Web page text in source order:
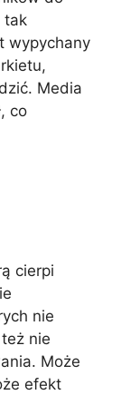
tak
wypychany
Media
co
cierpi
nie
nie
Może
efekt